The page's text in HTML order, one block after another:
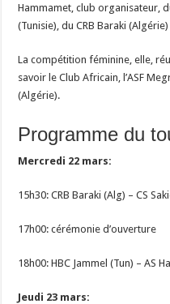
Hammamet, club organisateur,
(Tunisie), du CRB Baraki
La compétition féminine, elle,
savoir le Club Africain, l’ASF
(Algérie).
Programme du
Mercredi 22 mars:
15h30: CRB Baraki (Alg) – CS
17h00: cérémonie d’ouverture
18h00: HBC Jammel (Tun) – AS
Jeudi 23 mars: